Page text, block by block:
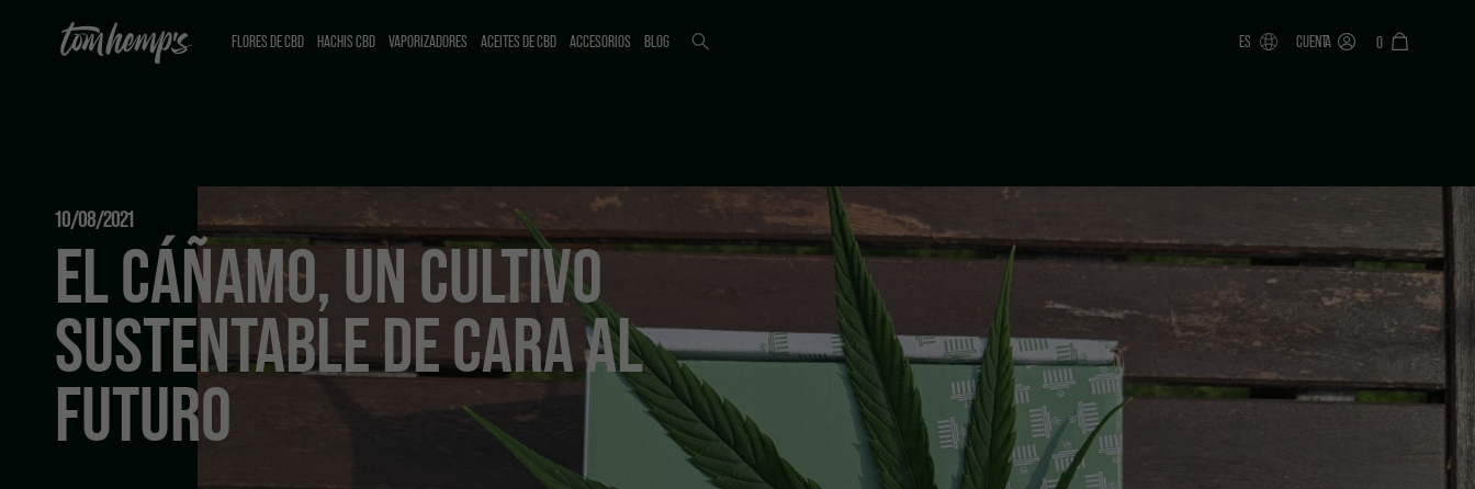
FLORES DE CBD
HACHIS CBD VAPORIZADORES ACEITES DE CBD ACCESORIOS BLOG ES CUENTA 0
10/08/2021
EL CÁÑAMO, UN CULTIVO
SUSTENTABLE DE CARA AL
FUTURO